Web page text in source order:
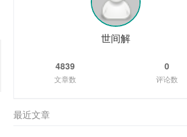
世间解
4839
文章数
0
评论数
最近文章